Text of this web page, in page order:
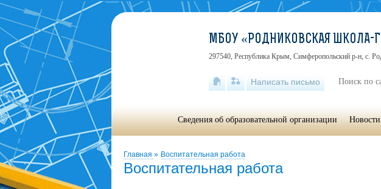
Главная » Воспитательная работа
Воспитательная работа
МБОУ «РОДНИКОВСКАЯ ШКОЛА-
297540, Республика Крым, Симферопольский р-н, с.
Написать письмо
Сведения об образовательной организации Новости